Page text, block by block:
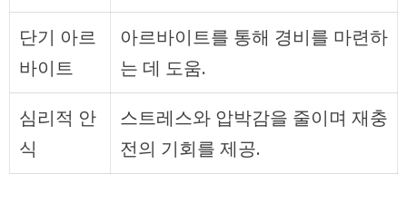
단기 아르
바이트
아르바이트를 통해 경비를 마련하
는 데 도움.
심리적 안
식
스트레스와 압박감을 줄이며 재충
전의 기회를 제공.